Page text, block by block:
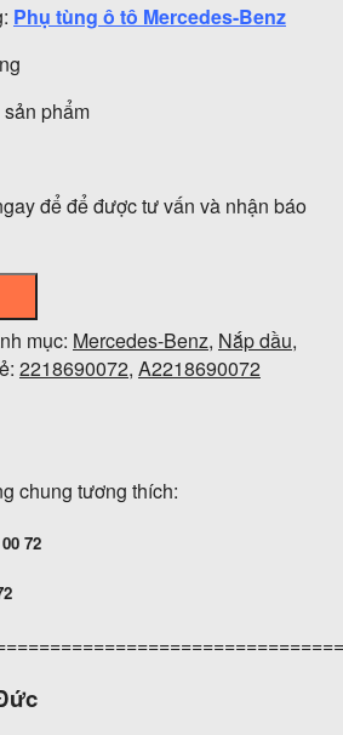
Phụ tùng ô tô Mercedes-Benz
phẩm
để để được tư vấn và nhận báo
mục: Mercedes-Benz, Nắp dầu,
2218690072, A2218690072
chung tương thích:
72